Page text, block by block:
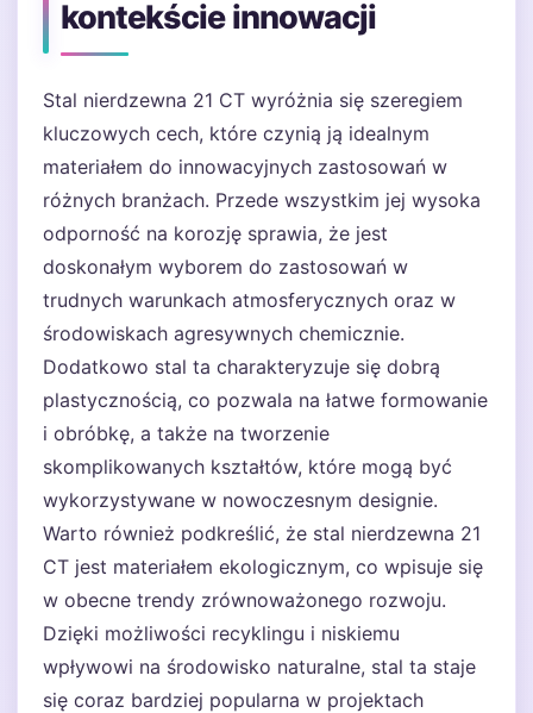
kontekście innowacji
Stal nierdzewna 21 CT wyróżnia się szeregiem
kluczowych cech, które czynią ją idealnym
materiałem do innowacyjnych zastosowań w
różnych branżach. Przede wszystkim jej wysoka
odporność na korozję sprawia, że jest
doskonałym wyborem do zastosowań w
trudnych warunkach atmosferycznych oraz w
środowiskach agresywnych chemicznie.
Dodatkowo stal ta charakteryzuje się dobrą
plastycznością, co pozwala na łatwe formowanie
i obróbkę, a także na tworzenie
skomplikowanych kształtów, które mogą być
wykorzystywane w nowoczesnym designie.
Warto również podkreślić, że stal nierdzewna 21
CT jest materiałem ekologicznym, co wpisuje się
w obecne trendy zrównoważonego rozwoju.
Dzięki możliwości recyklingu i niskiemu
wpływowi na środowisko naturalne, stal ta staje
się coraz bardziej popularna w projektach